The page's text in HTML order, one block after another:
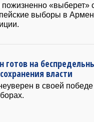
«выберет»
выборы в
готов на
власти
в своей